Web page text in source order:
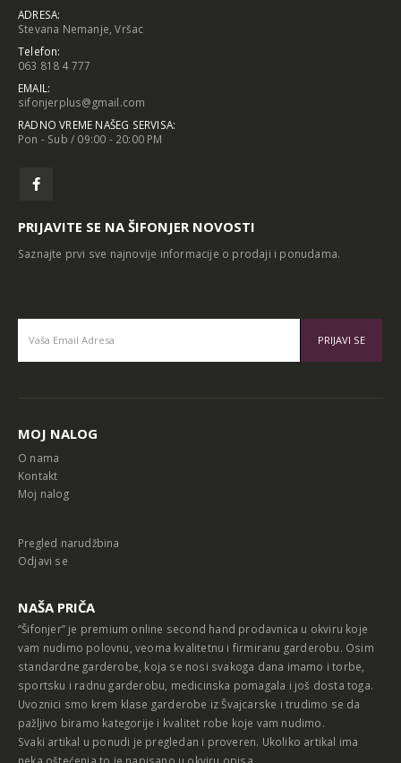
ADRESA:
Stevana Nemanje, Vršac
Telefon:
063 818 4 777
EMAIL:
sifonjerplus@gmail.com
RADNO VREME NAŠEG SERVISA:
Pon - Sub / 09:00 - 20:00 PM
PRIJAVITE SE NA ŠIFONJER NOVOSTI
Saznajte prvi sve najnovije informacije o prodaji i ponudama.
MOJ NALOG
O nama
Kontakt
Moj nalog
Pregled narudžbina
Odjavi se
NAŠA PRIČA
“Šifonjer” je premium online second hand prodavnica u okviru koje
vam nudimo polovnu, veoma kvalitetnu i firmiranu garderobu. Osim
standardne garderobe, koja se nosi svakoga dana imamo i torbe,
sportsku i radnu garderobu, medicinska pomagala i još dosta toga.
Uvoznici smo krem klase garderobe iz Švajcarske i trudimo se da
pažljivo biramo kategorije i kvalitet robe koje vam nudimo.
Svaki artikal u ponudi je pregledan i proveren. Ukoliko artikal ima